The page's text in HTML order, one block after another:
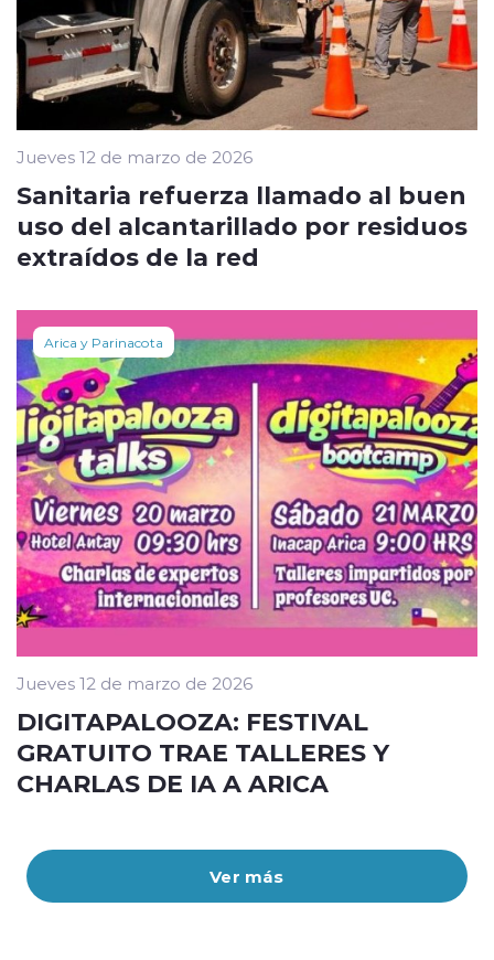
Ver más
Jueves 12 de marzo de 2026
Sanitaria refuerza llamado al buen
uso del alcantarillado por residuos
extraídos de la red
Arica y Parinacota
Jueves 12 de marzo de 2026
DIGITAPALOOZA: FESTIVAL
GRATUITO TRAE TALLERES Y
CHARLAS DE IA A ARICA